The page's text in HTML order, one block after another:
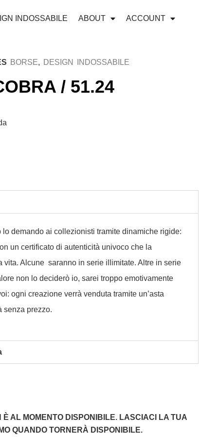
INDOSSABILE ABOUT ACCOUNT
BORSE, DESIGN INDOSSABILE
/ 51.24
lo demando ai collezionisti tramite dinamiche rigide:
un certificato di autenticità univoco che la
vita. Alcune saranno in serie illimitate. Altre in serie
non lo deciderò io, sarei troppo emotivamente
ogni creazione verrà venduta tramite un’asta
senza prezzo.
È AL MOMENTO DISPONIBILE. LASCIACI LA TUA
QUANDO TORNERÀ DISPONIBILE.